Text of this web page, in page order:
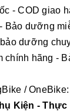
- COD giao
Bảo dưỡng
dưỡng
chính hãng -
/ OneBike:
Kiện -